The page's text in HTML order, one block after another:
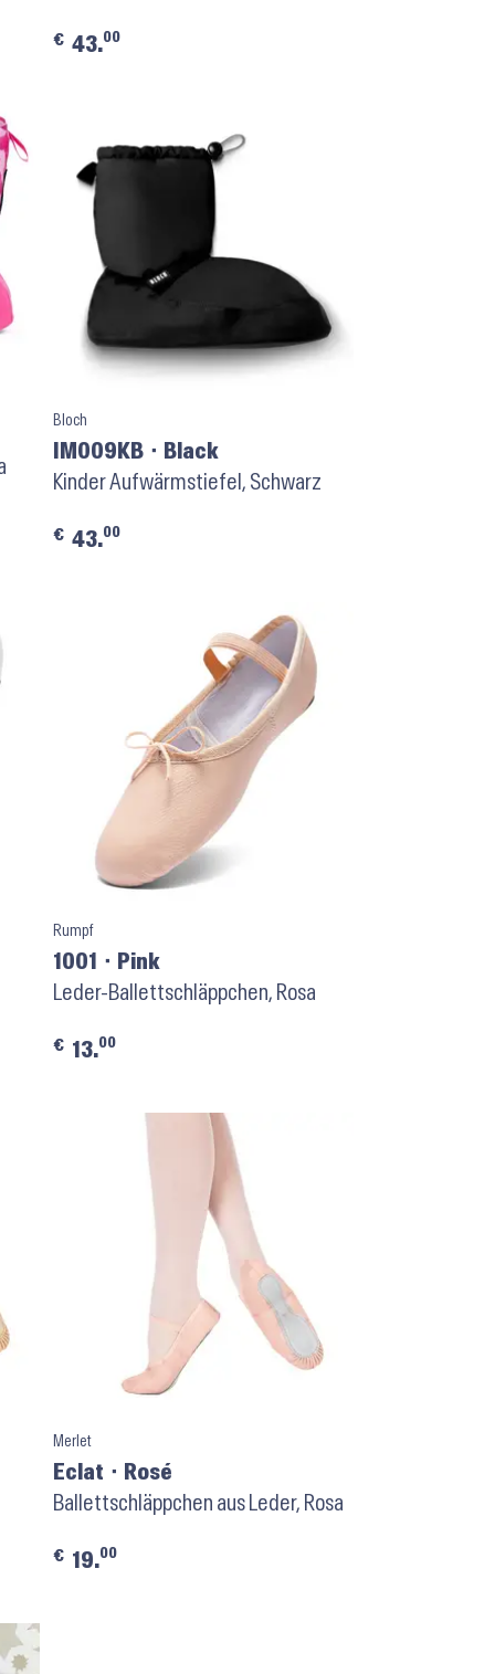
€ 43.00
Bloch
IM009KB ⬝ Black
Kinder Aufwärmstiefel, Schwarz
€ 43.00
Rumpf
1001 ⬝ Pink
Leder-Ballettschläppchen, Rosa
€ 13.00
Merlet
Eclat ⬝ Rosé
Ballettschläppchen aus Leder, Rosa
€ 19.00